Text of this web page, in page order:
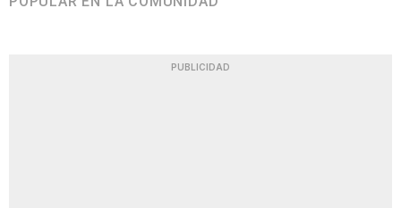
PUBLICIDAD